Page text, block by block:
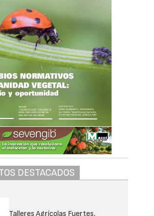
DESTACADOS
Talleres Agrícolas Fuertes,